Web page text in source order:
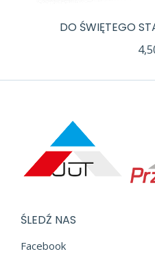
DO ŚWIĘTEGO
ŚLEDŹ NAS
Facebook